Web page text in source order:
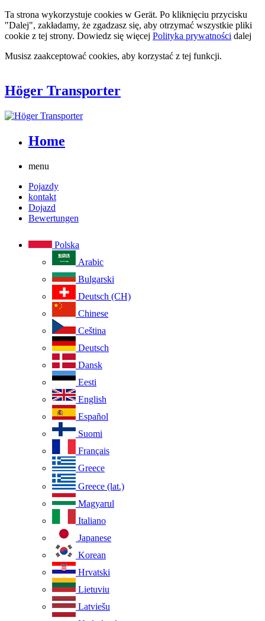
Ta strona wykorzystuje cookies w Gerät. Po kliknięciu przycisku
"Dalej", zakładamy, że zgadzasz się, aby otrzymać wszystkie pliki
cookie z tej strony. Dowiedz się więcej Polityka prywatności dalej
Musisz zaakceptować cookies, aby korzystać z tej funkcji.
Höger Transporter
Home
menu
Pojazdy
kontakt
Dojazd
Bewertungen
Polska
Arabic
Bulgarski
Deutsch (CH)
Chinese
Ceština
Deutsch
Dansk
Eesti
English
Español
Suomi
Français
Greece
Greece (lat.)
Magyarul
Italiano
Japanese
Korean
Hrvatski
Lietuviu
Latviešu